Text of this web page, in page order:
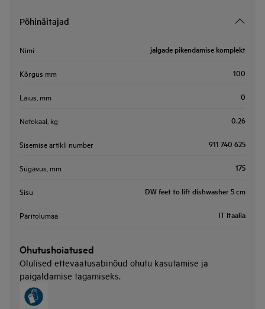
Põhinäitajad
Nimi jalgade pikendamise komplekt
Kõrgus mm 100
Laius, mm 0
Netokaal, kg 0.26
Sisemise artikli number 911 740 625
Sügavus, mm 175
Sisu DW feet to lift dishwasher 5 cm
Päritolumaa IT Itaalia
Ohutushoiatused
Olulised ettevaatusabinõud ohutu kasutamise ja
paigaldamise tagamiseks.